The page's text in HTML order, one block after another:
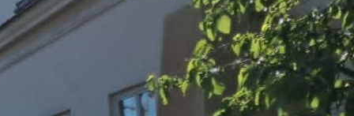
Dotacja do leków
ZAŁATW SPRAWĘ
Załatwianie spraw w Urzędzie
Zwiedzaj Żyrardów z aplikacją Warsawpolis Guide
Informacji Turystycznej i Kulturalnej